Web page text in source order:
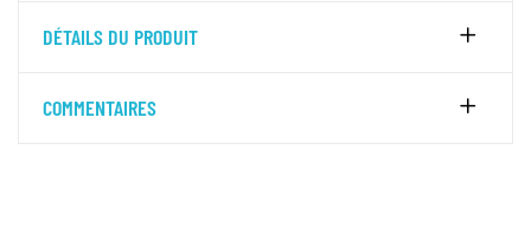
DÉTAILS DU PRODUIT
COMMENTAIRES